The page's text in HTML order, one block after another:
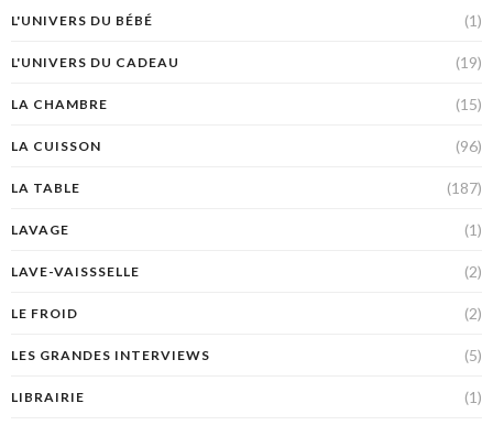
L'UNIVERS DU BÉBÉ (1)
L'UNIVERS DU CADEAU (19)
LA CHAMBRE (15)
LA CUISSON (96)
LA TABLE (187)
LAVAGE (1)
LAVE-VAISSSELLE (2)
LE FROID (2)
LES GRANDES INTERVIEWS (5)
LIBRAIRIE (1)